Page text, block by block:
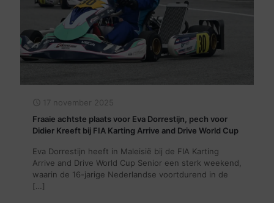
17 november 2025
Fraaie achtste plaats voor Eva Dorrestijn, pech voor
Didier Kreeft bij FIA Karting Arrive and Drive World Cup
Eva Dorrestijn heeft in Maleisië bij de FIA Karting
Arrive and Drive World Cup Senior een sterk weekend,
waarin de 16-jarige Nederlandse voortdurend in de
[…]